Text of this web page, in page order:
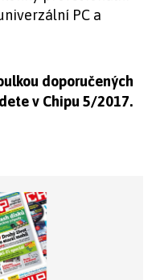
PC a
doporučených
v Chipu 5/2017.